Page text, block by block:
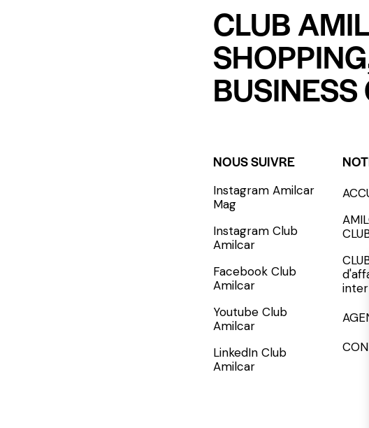
CLUB
BUSINESS
S'INCRIRE - SUBSCRIBE
NOUS SUIVRE
Instagram Amilcar
Mag
Instagram Club
Amilcar
Facebook Club
Amilcar
Youtube Club
Amilcar
LinkedIn Club
Amilcar